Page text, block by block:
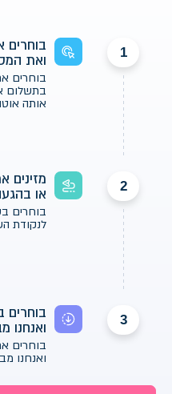
1
בוחרים
ואת
בוחרים
בתשלום
אותה
2
מזינים
או
בוחרים
לנקודת
3
בוחרים
ואנחנו
בוחרים
ואנחנו